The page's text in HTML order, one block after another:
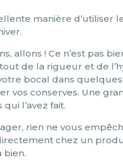
manière
allons ! Ce n’est pas
de la rigueur et de
bocal dans
vos conserves. Une
l’avez fait.
rien ne vous
chez un
bien.